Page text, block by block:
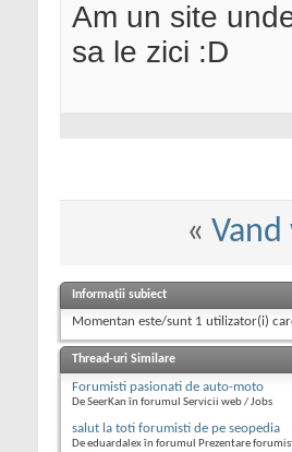
Am un site
sa le zici :D
«
Informații subiect
Momentan este/sunt 1 utilizator(i)
Thread-uri Similare
Forumisti pasionati de auto-moto
De SeerKan în forumul Servicii web / Jobs
salut la toti forumisti de pe seopedia
De eduardalex în forumul Prezentare